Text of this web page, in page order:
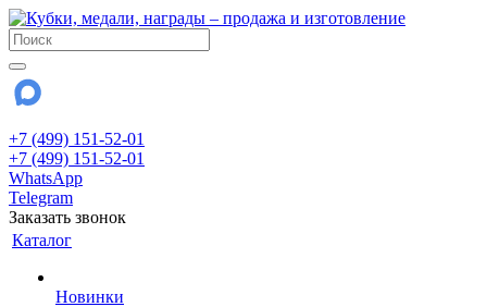
+7 (499) 151-52-01
+7 (499) 151-52-01
WhatsApp
Telegram
Заказать звонок
Каталог
Новинки